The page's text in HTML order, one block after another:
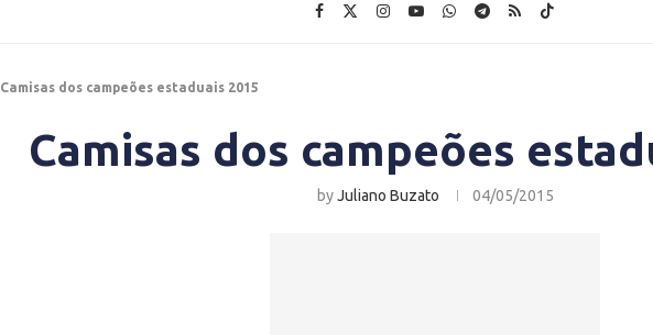
Camisas dos campeões estaduais 2015
Camisas dos campeões
byJuliano Buzato 04/05/2015